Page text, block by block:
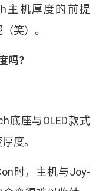
主机厚度的前提
（笑） 。
吗？
底座与OLED款式
厚度。
时， 主机与Joy-